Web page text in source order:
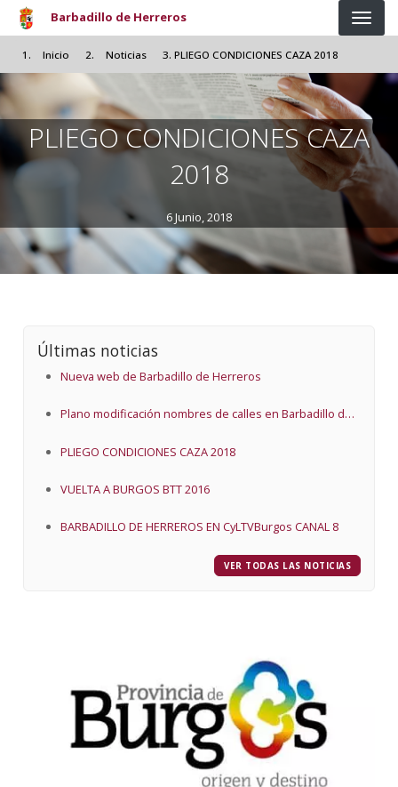
Pasar al contenido principal
Barbadillo de Herreros
Inicio Noticias PLIEGO CONDICIONES CAZA 2018
PLIEGO CONDICIONES CAZA
2018
6 Junio, 2018
Últimas noticias
Nueva web de Barbadillo de Herreros
Plano modificación nombres de calles en Barbadillo de
PLIEGO CONDICIONES CAZA 2018
VUELTA A BURGOS BTT 2016
BARBADILLO DE HERREROS EN CyLTVBurgos CANAL 8
VER TODAS LAS NOTICIAS